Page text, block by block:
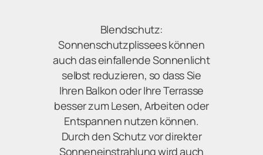
Blendschutz:
Sonnenschutzplissees können
auch das einfallende Sonnenlicht
selbst reduzieren, so dass Sie
Ihren Balkon oder Ihre Terrasse
besser zum Lesen, Arbeiten oder
Entspannen nutzen können.
Durch den Schutz vor direkter
Sonneneinstrahlung wird auch